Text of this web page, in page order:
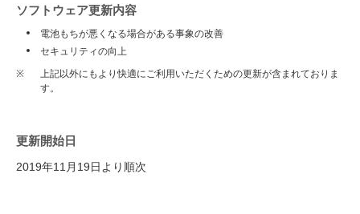
ソフトウェア更新内容
電池もちが悪くなる場合がある事象の改善
セキュリティの向上
※
上記以外にもより快適にご利用いただくための更新が含まれておりま
す。
更新開始日
2019年11月19日より順次